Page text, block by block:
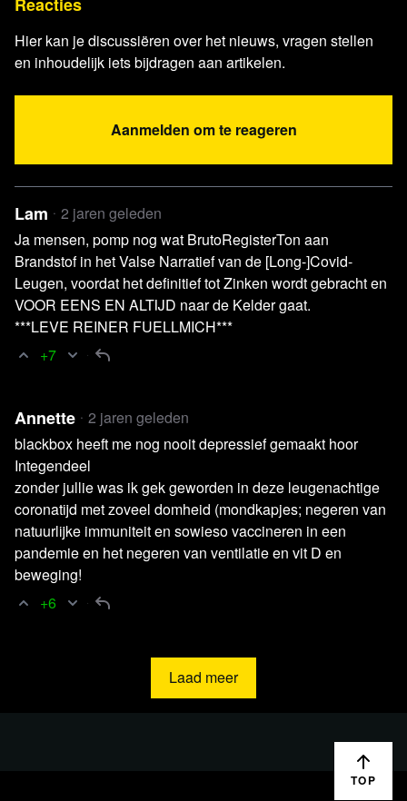
X @fmeeus1
Artikel De TelegraafDNB: Als bevolking niet meewerkt,
dan verplicht spaargeld inzetten om woning te
verduurzamen
betalingen boven 3000 euro
Video Fortune MagazineBrainstorm Finance 2019:
Bank of America CEO Brian Moynihan
Video Ministerie van VWS
immuniteit tegen corona, of vaccinatie? | Podcast
Immuniteit | Deel 2
Artikel Australian Journal of General PracticeLong
COVID: Sufferers can take heart
Artikel Artsen Collectief
Lees 48 reacties
Hier kan je discussiëren over het nieuws, vragen stellen
en inhoudelijk iets bijdragen aan artikelen.
Aanmelden om te reageren
Lam
2 jaren geleden
Ja mensen, pomp nog wat BrutoRegisterTon aan
Brandstof in het Valse Narratief van de [Long-]Covid-
Leugen, voordat het definitief tot Zinken wordt gebracht en
VOOR EENS EN ALTIJD naar de Kelder gaat.
***LEVE REINER FUELLMICH***
+7
Annette
2 jaren geleden
blackbox heeft me nog nooit depressief gemaakt hoor
Integendeel
zonder jullie was ik gek geworden in deze leugenachtige
coronatijd met zoveel domheid (mondkapjes; negeren van
natuurlijke immuniteit en sowieso vaccineren in een
pandemie en het negeren van ventilatie en vit D en
beweging!
+6
Laad meer
TOP